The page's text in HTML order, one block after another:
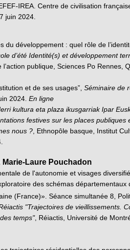
IREA. Centre de civilisation
juin 2024.
du développement : quel rôle de
d’été Identité(s) et développement
publique, Sciences Po Rennes,
et de ses usages”, Séminaire de
2024. En ligne
kultura eta plaza ikusgarriak Ipar
festives sur les places publiques
nous ? , Ethnopôle basque, Institut
Laure Pouchadon
de l'autonomie et visages
des schémas départementaux
(France)». Séance simultanée 8,
"Trajectoires de vieillissements.
temps", Réiactis, Université de